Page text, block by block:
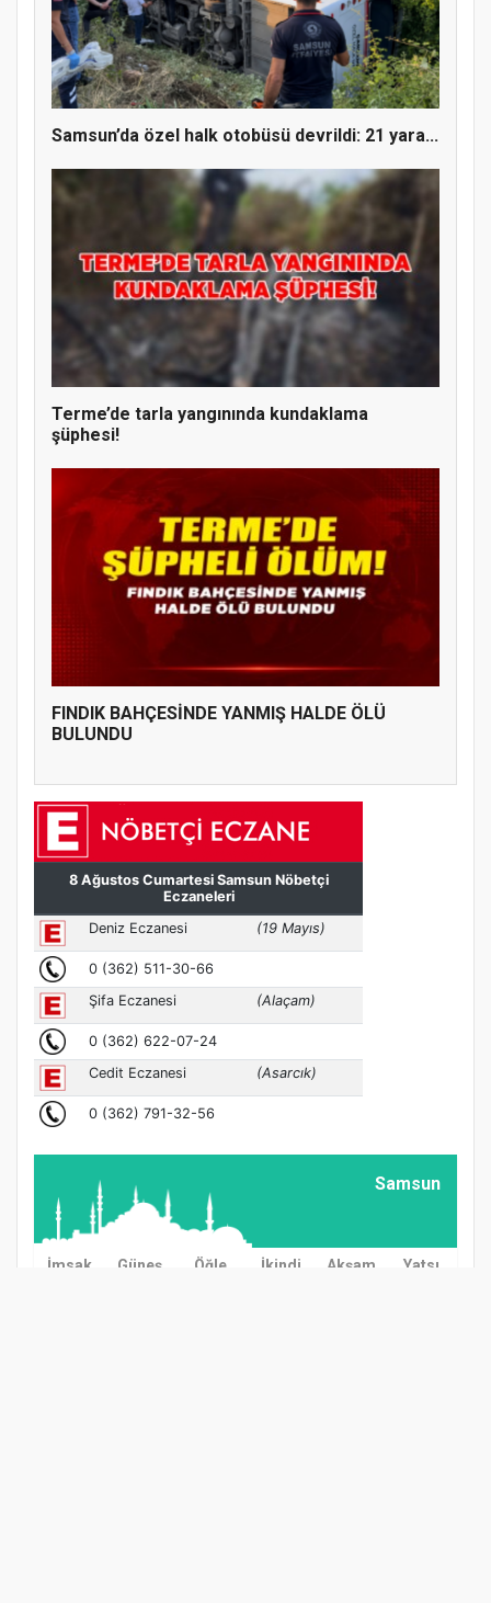
YENİ PARTİ TERME İLÇE BAŞKANLIĞINDA
ÜYE KATILIM PROGRAMI
Samsun’da özel halk otobüsü devrildi: 21 yara...
Terme’de tarla yangınında kundaklama
şüphesi!
FINDIK BAHÇESİNDE YANMIŞ HALDE ÖLÜ
BULUNDU
Samsun
İmsak Güneş Öğle İkindi Akşam
Yatsı